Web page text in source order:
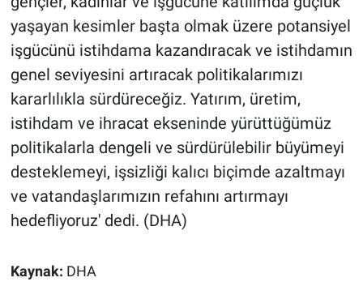
yaşayan kesimler başta olmak üzere potansiyel
işgücünü istihdama kazandıracak ve istihdamın
genel seviyesini artıracak politikalarımızı
kararlılıkla sürdüreceğiz. Yatırım, üretim,
istihdam ve ihracat ekseninde yürüttüğümüz
politikalarla dengeli ve sürdürülebilir büyümeyi
desteklemeyi, işsizliği kalıcı biçimde azaltmayı
ve vatandaşlarımızın refahını artırmayı
hedefliyoruz' dedi. (DHA)
Kaynak: DHA